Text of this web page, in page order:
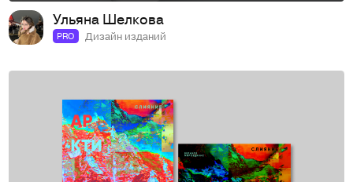
Ульяна Шелкова
PRO Дизайн изданий